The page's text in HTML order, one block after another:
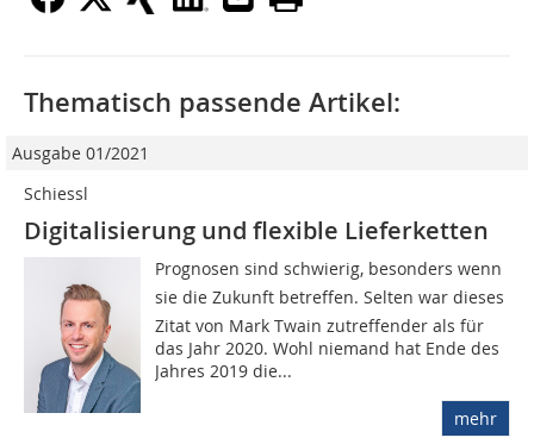
Thematisch passende Artikel:
Ausgabe 01/2021
Schiessl
Digitalisierung und flexible Lieferketten
Prognosen sind schwierig, besonders wenn
sie die Zukunft betreffen. Selten war dieses
Zitat von Mark Twain zutreffender als für
das Jahr 2020. Wohl niemand hat Ende des
Jahres 2019 die...
mehr